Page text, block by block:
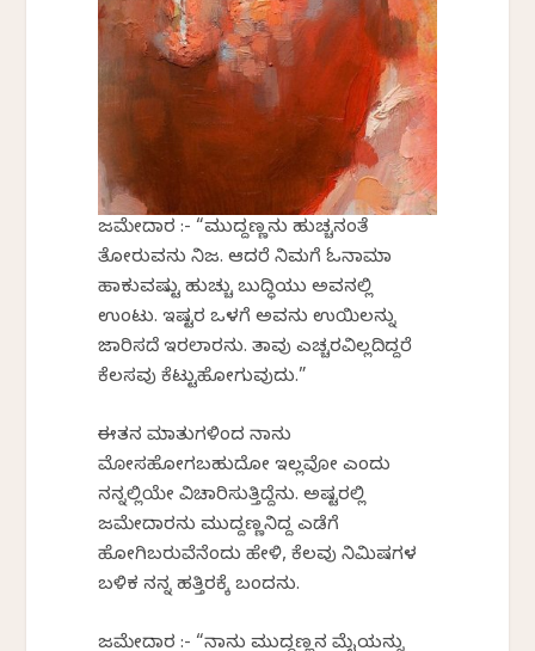
ಜಮೇದಾರ :- “ಮುದ್ದಣ್ಣನು ಹುಚ್ಚನಂತೆ
ತೋರುವನು ನಿಜ. ಆದರೆ ನಿಮಗೆ ಓನಾಮಾ
ಹಾಕುವಷ್ಟು ಹುಚ್ಚು ಬುದ್ಧಿಯು ಅವನಲ್ಲಿ
ಉಂಟು. ಇಷ್ಟರ ಒಳಗೆ ಅವನು ಉಯಿಲನ್ನು
ಜಾರಿಸದೆ ಇರಲಾರನು. ತಾವು ಎಚ್ಚರವಿಲ್ಲದಿದ್ದರೆ
ಕೆಲಸವು ಕೆಟ್ಟುಹೋಗುವುದು.”
ಈತನ ಮಾತುಗಳಿಂದ ನಾನು
ಮೋಸಹೋಗಬಹುದೋ ಇಲ್ಲವೋ ಎಂದು
ನನ್ನಲ್ಲಿಯೇ ವಿಚಾರಿಸುತ್ತಿದ್ದೆನು. ಅಷ್ಟರಲ್ಲಿ
ಜಮೇದಾರನು ಮುದ್ದಣ್ಣನಿದ್ದ ಎಡೆಗೆ
ಹೋಗಿಬರುವೆನೆಂದು ಹೇಳಿ, ಕೆಲವು ನಿಮಿಷಗಳ
ಬಳಿಕ ನನ್ನ ಹತ್ತಿರಕ್ಕೆ ಬಂದನು.
ಜಮೇದಾರ :- “ನಾನು ಮುದ್ದಣ್ಣನ ಮೈಯನ್ನು